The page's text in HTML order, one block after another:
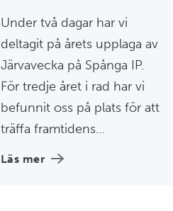
Under två dagar har vi
deltagit på årets upplaga av
Järvavecka på Spånga IP.
För tredje året i rad har vi
befunnit oss på plats för att
träffa framtidens
medarbetare,
Läs mer